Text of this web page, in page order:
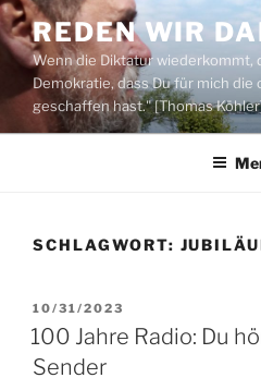
Zum
Inhalt
springen
REDEN WIR
Wenn die Diktatur wiederkommt,
Demokratie, dass Du für mich
geschaffen hast." [Thomas
SCHLAGWORT:
VERÖFFENTLICHT
AM
10/31/2023
100 Jahre Radio: Du
Sender